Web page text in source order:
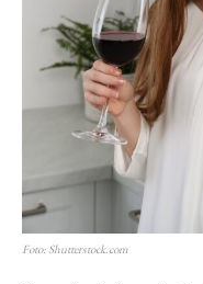
Member full
100DKK
Etiam est nibh,
Praesent euismod ac
Ut mollis
Foto: Shutterstock.com